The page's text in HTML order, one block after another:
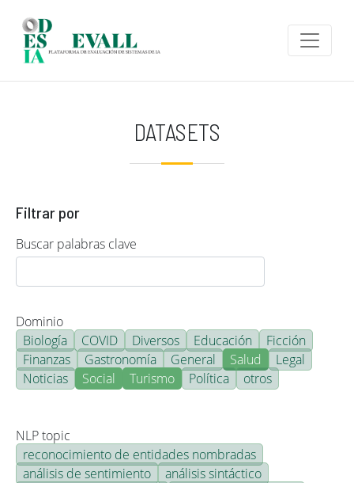
DATASETS
Filtrar por
Buscar palabras clave
Dominio
Biología
COVID Diversos Educación
Ficción
Finanzas
Gastronomía General Salud
Legal
Noticias
Social Turismo Política otros
NLP topic
reconocimiento de entidades nombradas
análisis de sentimiento
análisis sintáctico